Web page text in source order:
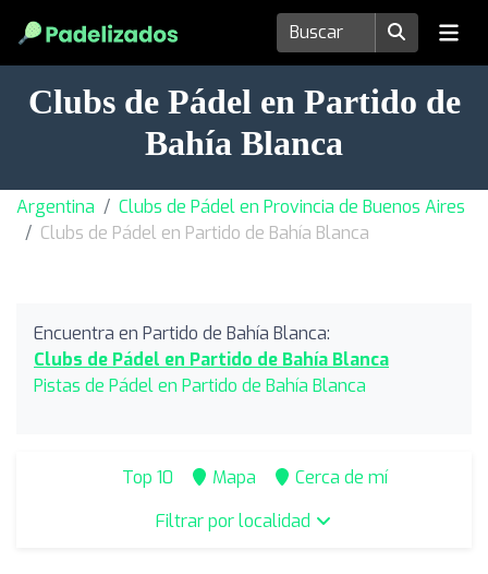
Clubs de Pádel en Partido de
Bahía Blanca
Argentina
Clubs de Pádel en Provincia de Buenos Aires
Clubs de Pádel en Partido de Bahía Blanca
Encuentra en Partido de Bahía Blanca:
Clubs de Pádel en Partido de Bahía Blanca
Pistas de Pádel en Partido de Bahía Blanca
Top 10 Mapa
Cerca de mí
Filtrar por localidad